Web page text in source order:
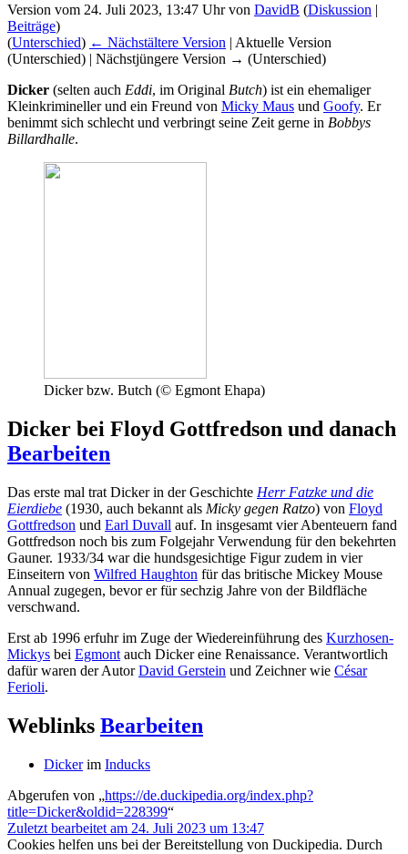
Version vom 24. Juli 2023, 13:47 Uhr von DavidB (Diskussion |
Beiträge)
(Unterschied) ← Nächstältere Version | Aktuelle Version
(Unterschied) | Nächstjüngere Version → (Unterschied)
Dicker (selten auch Eddi, im Original Butch) ist ein ehemaliger
Kleinkrimineller und ein Freund von Micky Maus und Goofy. Er
benimmt sich schlecht und verbringt seine Zeit gerne in Bobbys
Billardhalle.
Dicker bzw. Butch (© Egmont Ehapa)
Dicker bei Floyd Gottfredson und danach
Bearbeiten
Das erste mal trat Dicker in der Geschichte Herr Fatzke und die
Eierdiebe (1930, auch bekannt als Micky gegen Ratzo) von Floyd
Gottfredson und Earl Duvall auf. In insgesamt vier Abenteuern fand
Gottfredson noch bis zum Folgejahr Verwendung für den bekehrten
Gauner. 1933/34 war die hundsgesichtige Figur zudem in vier
Einseitern von Wilfred Haughton für das britische Mickey Mouse
Annual zugegen, bevor er für sechzig Jahre von der Bildfläche
verschwand.
Erst ab 1996 erfuhr im Zuge der Wiedereinführung des Kurzhosen-
Mickys bei Egmont auch Dicker eine Renaissance. Verantwortlich
dafür waren der AutorDavid Gerstein und Zeichner wie César
Ferioli.
Weblinks Bearbeiten
Dickerim Inducks
Abgerufen von „https://de.duckipedia.org/index.php?
title=Dicker&oldid=228399“
Zuletzt bearbeitet am 24. Juli 2023 um 13:47
Cookies helfen uns bei der Bereitstellung von Duckipedia. Durch